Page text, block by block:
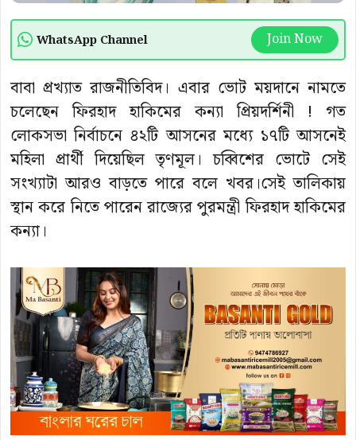
WhatsApp Channel Join Now
বাবা প্রখ্যাত রাজনীতিবিদ। এবার ভোট ময়দানে নামতে
চলেছেন ফিরহাদ হাকিমের কন্যা প্রিয়দর্শিনী ! গত
লোকসভা নির্বাচনে ৪২টি আসনের মধ্যে ১৭টি আসনেই
মহিলা প্রার্থী দিয়েছিল তৃণমূল। চব্বিশের ভোটে সেই
সংখ্যাটা আরও বাড়তে পারে বলে খবর।সেই তালিকায়
স্থান করে নিতে পারেন রাজ্যের পুরমন্ত্রী ফিরহাদ হাকিমের
কন্যা।